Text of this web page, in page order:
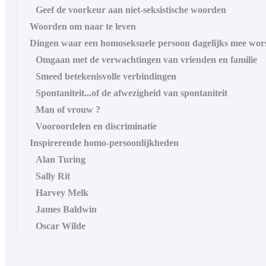
Geef de voorkeur aan niet-seksistische woorden
Woorden om naar te leven
Dingen waar een homoseksuele persoon dagelijks mee
Omgaan met de verwachtingen van vrienden en familie
Smeed betekenisvolle verbindingen
Spontaniteit...of de afwezigheid van spontaniteit
Man of vrouw ?
Vooroordelen en discriminatie
Inspirerende homo-persoonlijkheden
Alan Turing
Sally Rit
Harvey Melk
James Baldwin
Oscar Wilde